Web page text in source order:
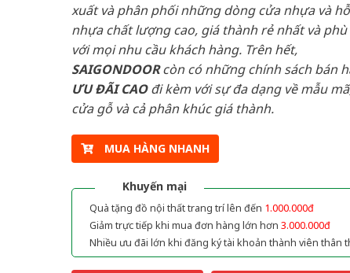
xuất và phân phối những dòng cửa nhựa và
nhựa chất lượng cao, giá thành rẻ nhất và
với mọi nhu cầu khách hàng. Trên hết,
SAIGONDOORcòn có những chính sách bán
ƯU ĐÃI CAOđi kèm với sự đa dạng về mẫu
cửa gỗ và cả phân khúc giá thành.
MUA HÀNG NHANH
Khuyến mại
Quà tặng đồ nội thất trang trí lên đến 1.000.000đ
Giảm trực tiếp khi mua đơn hàng lớn hơn 3.000.000đ
Nhiều ưu đãi lớn khi đăng ký tài khoản thành viên thân